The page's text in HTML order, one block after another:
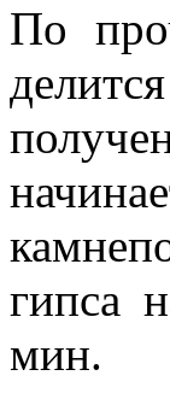
По
гипса
мин.